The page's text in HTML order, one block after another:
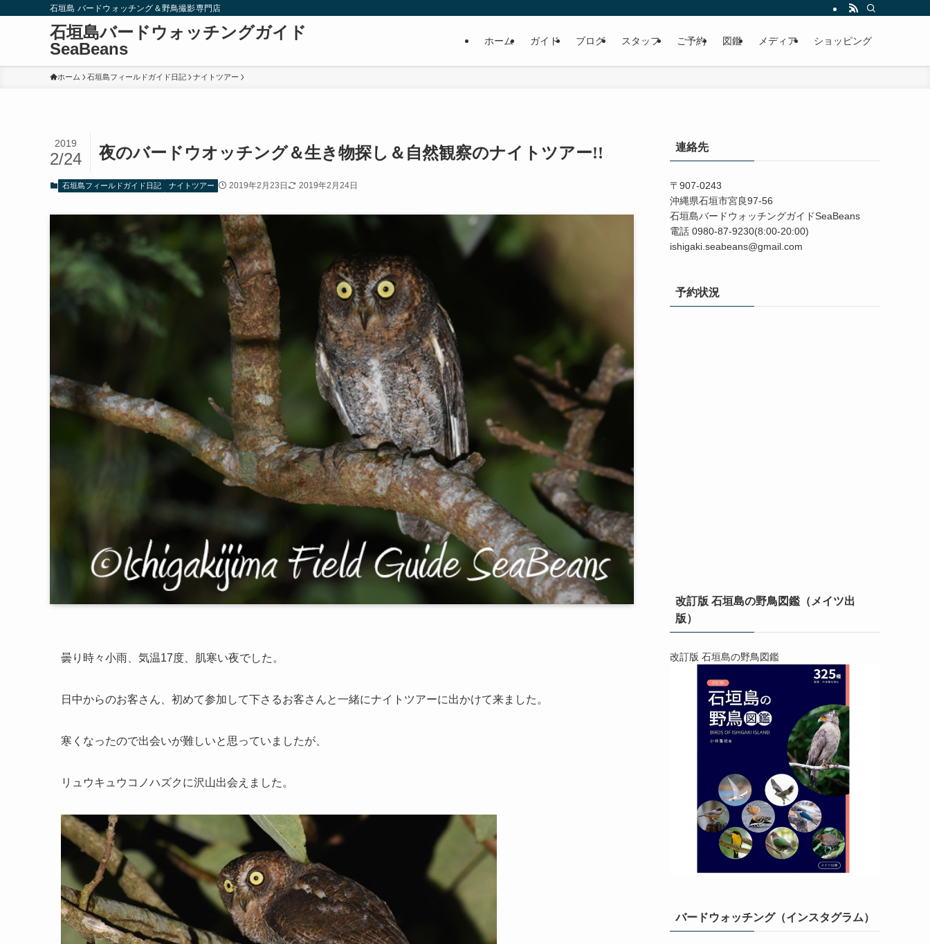
石垣島 バードウォッチング＆野鳥撮影専門店
石垣島バードウォッチングガイド
SeaBeans
ホーム ガイド ブログ スタッフ ご予約 図鑑 メディア ショッピング
ホーム 石垣島フィールドガイド日記 ナイトツアー
夜のバードウオッチング＆生き物探し＆自然観察のナイトツアー!!
2019
2/24
石垣島フィールドガイド日記 ナイトツアー 2019年2月23日 2019年2月24日
曇り時々小雨、気温17度、肌寒い夜でした。
日中からのお客さん、初めて参加して下さるお客さんと一緒にナイトツアーに出かけて来ました。
寒くなったので出会いが難しいと思っていましたが、
リュウキュウコノハズクに沢山出会えました。
連絡先
〒907-0243
沖縄県石垣市宮良97-56
石垣島バードウォッチングガイドSeaBeans
電話 0980-87-9230(8:00-20:00)
ishigaki.seabeans@gmail.com
予約状況
改訂版 石垣島の野鳥図鑑（メイツ出
版）
改訂版 石垣島の野鳥図鑑
バードウォッチング（インスタグラム）